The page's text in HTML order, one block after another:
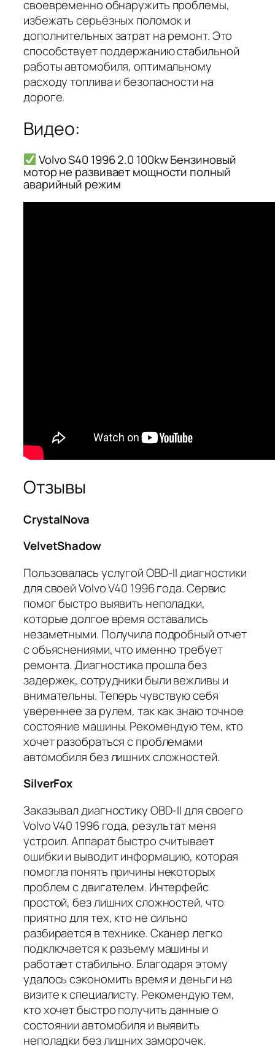
своевременно обнаружить проблемы,
избежать серьёзных поломок и
дополнительных затрат на ремонт. Это
способствует поддержанию стабильной
работы автомобиля, оптимальному
расходу топлива и безопасности на
дороге.
Видео:
Volvo S40 1996 2.0 100kw Бензиновый
мотор не развивает мощности полный
аварийный режим
Отзывы
CrystalNova
VelvetShadow
Пользовалась услугой OBD-II диагностики
для своей Volvo V40 1996 года. Сервис
помог быстро выявить неполадки,
которые долгое время оставались
незаметными. Получила подробный отчет
с объяснениями, что именно требует
ремонта. Диагностика прошла без
задержек, сотрудники были вежливы и
внимательны. Теперь чувствую себя
увереннее за рулем, так как знаю точное
состояние машины. Рекомендую тем, кто
хочет разобраться с проблемами
автомобиля без лишних сложностей.
SilverFox
Заказывал диагностику OBD-II для своего
Volvo V40 1996 года, результат меня
устроил. Аппарат быстро считывает
ошибки и выводит информацию, которая
помогла понять причины некоторых
проблем с двигателем. Интерфейс
простой, без лишних сложностей, что
приятно для тех, кто не сильно
разбирается в технике. Сканер легко
подключается к разъему машины и
работает стабильно. Благодаря этому
удалось сэкономить время и деньги на
визите к специалисту. Рекомендую тем,
кто хочет быстро получить данные о
состоянии автомобиля и выявить
неполадки без лишних заморочек.